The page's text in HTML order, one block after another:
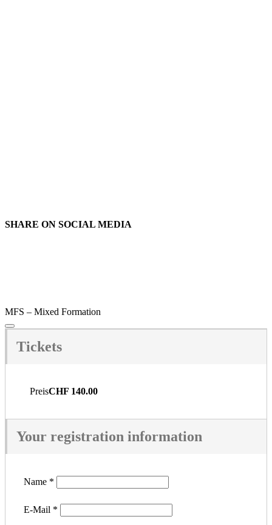
SHARE ON SOCIAL MEDIA
MFS – Mixed Formation
Tickets
PreisCHF 140.00
Your registration information
Name *
E-Mail *